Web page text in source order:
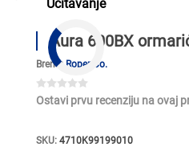
Učitavanje
Aura 600BX
Brend: Roper Co.
Ostavi prvu recenziju na ovaj
SKU: 4710K99199010